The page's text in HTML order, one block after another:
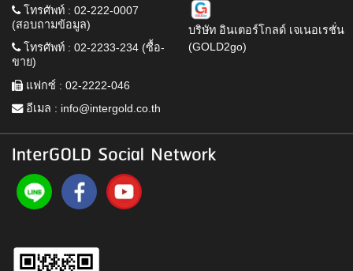
โทรศัพท์ : 02-222-0007
(สอบถามข้อมูล)
โทรศัพท์ : 02-2233-234 (ซื้อ-
ขาย)
แฟกซ์ : 02-2222-046
อีเมล : info@intergold.co.th
บริษัท อินเตอร์โกลด์ เจเนอเรชั่น
(GOLD2go)
InterGOLD Social Network